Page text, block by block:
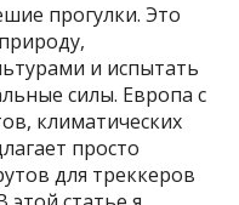
прогулки. Это
и испытать
силы. Европа с
климатических
просто
для треккеров